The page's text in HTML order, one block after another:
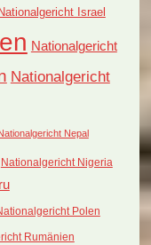
Nationalgericht Israel
Nationalgericht
Nationalgericht
Nepal
Nationalgericht Nigeria
Polen
Rumänien